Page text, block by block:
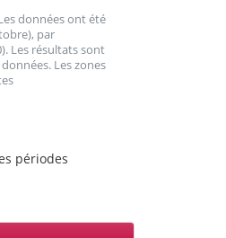
données ont été
par
Les résultats sont
Les zones
périodes